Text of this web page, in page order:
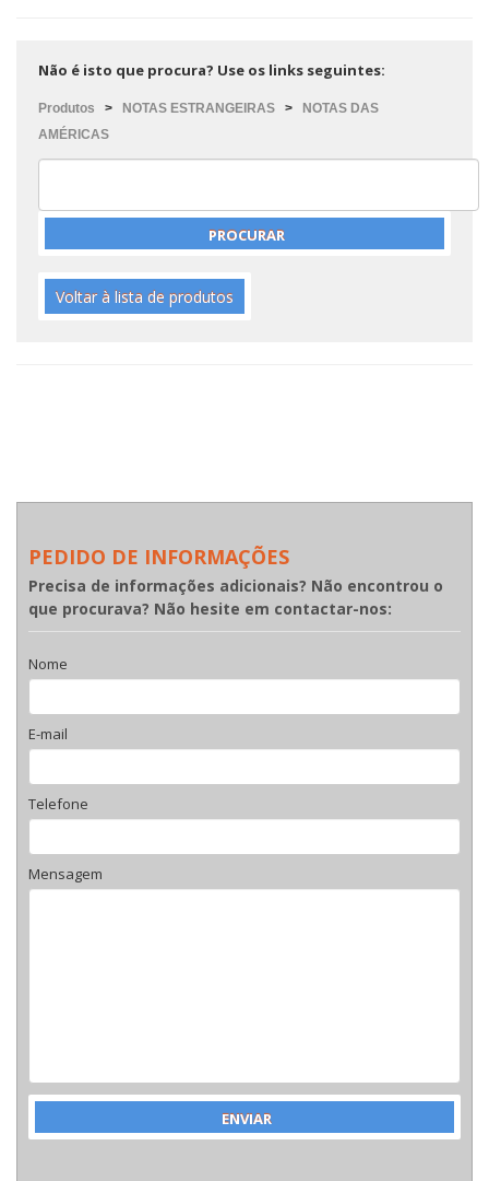
Não é isto que procura? Use os links seguintes:
Produtos > NOTAS ESTRANGEIRAS >
NOTAS DAS
AMÉRICAS
Voltar à lista de produtos
PEDIDO DE INFORMAÇÕES
Precisa de informações adicionais? Não encontrou o
que procurava? Não hesite em contactar-nos:
Nome
E-mail
Telefone
Mensagem